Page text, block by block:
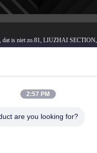
dat is niet zo.81, LIUZHAI
2:57 PM
are you looking for?